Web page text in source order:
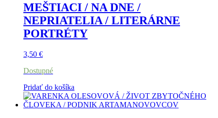
MEŠTIACI / NA DNE /
NEPRIATELIA / LITERÁRNE
PORTRÉTY
3,50 €
Dostupné
Pridať do košíka